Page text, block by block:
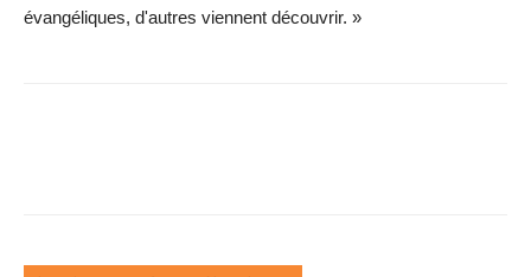
évangéliques, d'autres viennent découvrir. »